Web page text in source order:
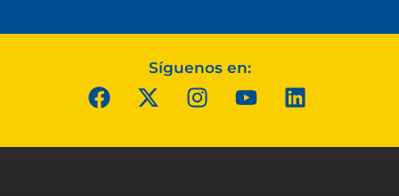
Síguenos en: